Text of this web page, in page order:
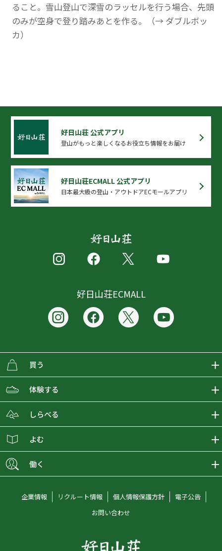
ること。雪山登山で深雪のラッセルを行う場合、先頭
のみが空身で登り踏みあとを作る。（→ ダブルボッ
カ）
好日山荘 公式アプリ
登山がもっと楽しくなるお役立ち情報をお届け
好日山荘ECMALL 公式アプリ
日本最大級の登山・アウトドアECモールアプリ
好日山荘ECMALL
買う
ECMALLの商品をさがす
取り扱いブランド一覧
ショップブログ
会員募集
体験する
おとな女子登山部
グラビティリサーチ
しらべる
登山レポート
オンラインコンシェルジュ
よむ
働く
企業情報 リクルート情報 個人情報保護方針
電子公告
お問い合わせ